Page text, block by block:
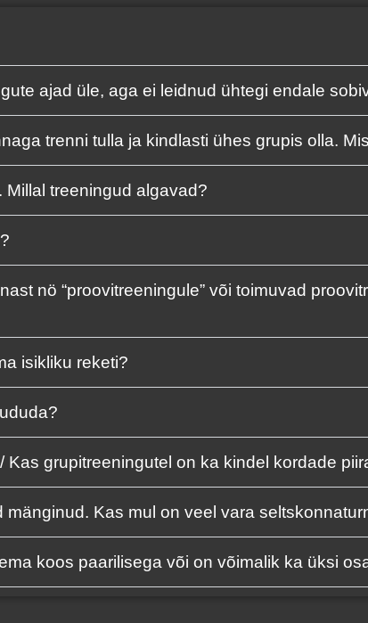
ajad üle, aga ei leidnud ühtegi endale
trenni tulla ja kindlasti ühes grupis olla.
treeningud algavad?
nö “proovitreeningule” või toimuvad
isikliku reketi?
grupitreeningutel on ka kindel kordade
Kas mul on veel vara
koos paarilisega või on võimalik ka üksi